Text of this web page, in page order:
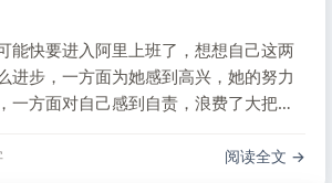
能快要进入阿里上班了，想想自己这两
进步，一方面为她感到高兴，她的努力
一方面对自己感到自责，浪费了大把时
阅读全文